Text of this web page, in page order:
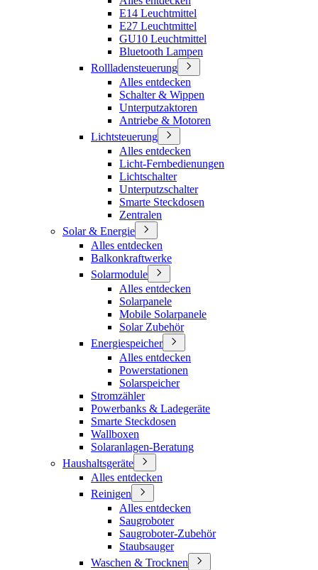
E14 Leuchtmittel
E27 Leuchtmittel
GU10 Leuchtmittel
Bluetooth Lampen
Rollladensteuerung
Alles entdecken
Schalter & Wippen
Unterputzaktoren
Antriebe & Motoren
Lichtsteuerung
Alles entdecken
Licht-Fernbedienungen
Lichtschalter
Unterputzschalter
Smarte Steckdosen
Zentralen
Solar & Energie
Alles entdecken
Balkonkraftwerke
Solarmodule
Alles entdecken
Solarpanele
Mobile Solarpanele
Solar Zubehör
Energiespeicher
Alles entdecken
Powerstationen
Solarspeicher
Stromzähler
Powerbanks & Ladegeräte
Smarte Steckdosen
Wallboxen
Solaranlagen-Beratung
Haushaltsgeräte
Alles entdecken
Reinigen
Alles entdecken
Saugroboter
Saugroboter-Zubehör
Staubsauger
Waschen & Trocknen